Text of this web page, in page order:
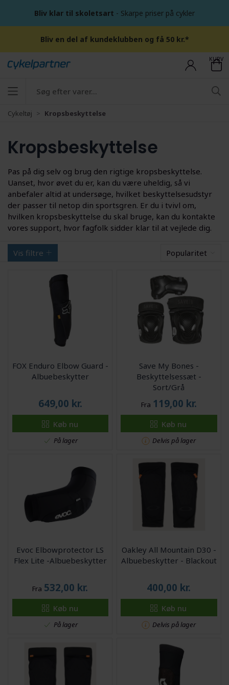
Bliv klar til skoletsart - Skarpe priser på cykler
Bliv en del af kundeklubben og få 50 kr.*
KURV
Cykeltøj Kropsbeskyttelse
Kropsbeskyttelse
Pas på dig selv og brug den rigtige kropsbeskyttelse.
Uanset, hvor øvet du er, kan du være uheldig, så vi
anbefaler altid at undersøge, hvilket beskyttelsesudstyr
der passer til netop din sportsgren. Er du i tvivl om,
hvilken kropsbeskyttelse du skal bruge, kan du kontakte
vores support, hvor fagfolk sidder klar til at vejlede dig.
Vis filtre Popularitet
FOX Enduro Elbow Guard -
Albuebeskytter
649,00 kr.
Køb nu
På lager
Save My Bones -
Beskyttelsessæt -
Sort/Grå
Fra 119,00 kr.
Køb nu
Delvis på lager
Evoc Elbowprotector LS
Flex Lite -Albuebeskytter
Fra 532,00 kr.
Køb nu
På lager
Oakley All Mountain D30 -
Albuebeskytter - Blackout
400,00 kr.
Køb nu
Delvis på lager